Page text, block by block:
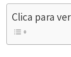
Clica para
Marketing
Al compartir tus
intereses y